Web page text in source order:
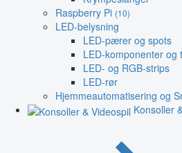
Raspberry Pi (10)
LED-belysning
LED-pærer og spots
LED-komponenter og
LED- og RGB-strips
LED-rør
Hjemmeautomatisering og
Konsoller